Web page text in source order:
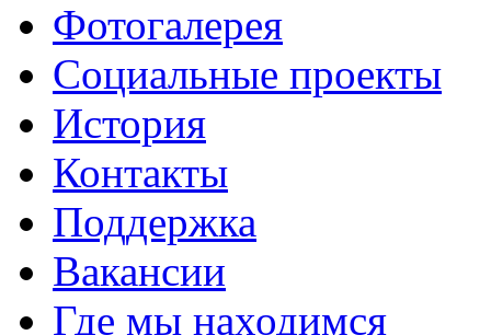
Фотогалерея
Социальные проекты
История
Контакты
Поддержка
Вакансии
Где мы находимся